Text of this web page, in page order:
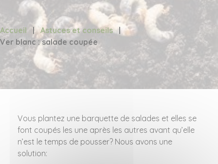
Accueil Astuces et conseils
|
Ver blanc : salade coupée
Vous plantez une barquette de salades et elles se
font coupés les une après les autres avant qu’elle
n’est le temps de pousser? Nous avons une
solution: